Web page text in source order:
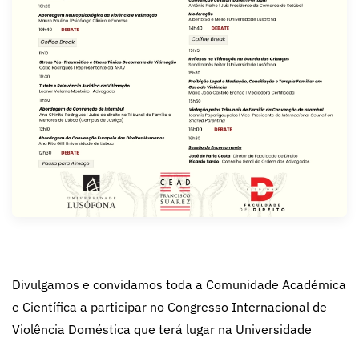
Divulgamos e convidamos toda a Comunidade Académica
e Científica a participar no Congresso Internacional de
Violência Doméstica que terá lugar na Universidade